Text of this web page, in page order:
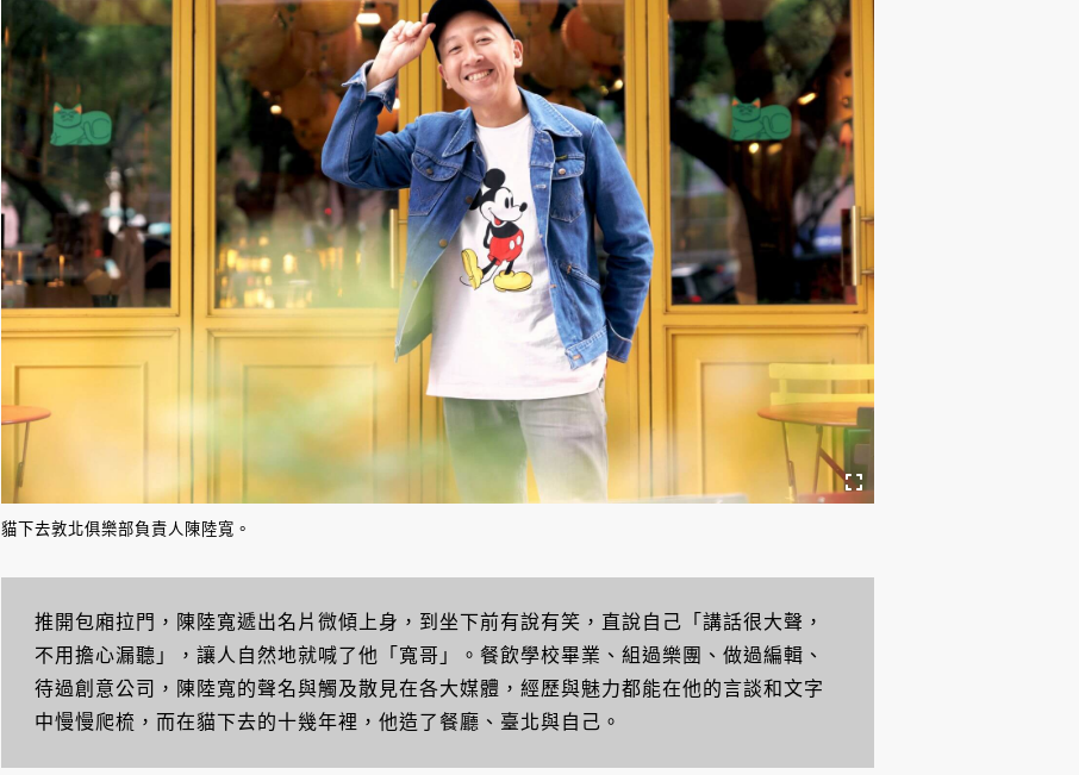
貓下去敦北俱樂部負責人陳陸寬。
推開包廂拉門，陳陸寬遞出名片微傾上身，到坐下前有說有笑，直說自己「講話很大聲，
不用擔心漏聽」，讓人自然地就喊了他「寬哥」。餐飲學校畢業、組過樂團、做過編輯、
待過創意公司，陳陸寬的聲名與觸及散見在各大媒體，經歷與魅力都能在他的言談和文字
中慢慢爬梳，而在貓下去的十幾年裡，他造了餐廳、臺北與自己。